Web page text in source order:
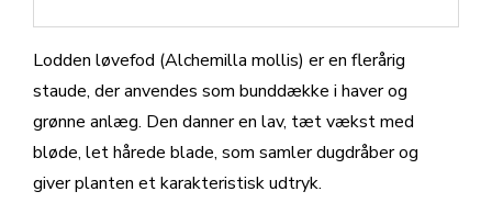
Lodden løvefod (Alchemilla mollis) er en flerårig
staude, der anvendes som bunddække i haver og
grønne anlæg. Den danner en lav, tæt vækst med
bløde, let hårede blade, som samler dugdråber og
giver planten et karakteristisk udtryk.